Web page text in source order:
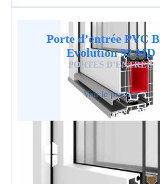
Porte d’entrée PVC
Evolution 92 MD
PORTES D'ENTRÉE
Voir le produit